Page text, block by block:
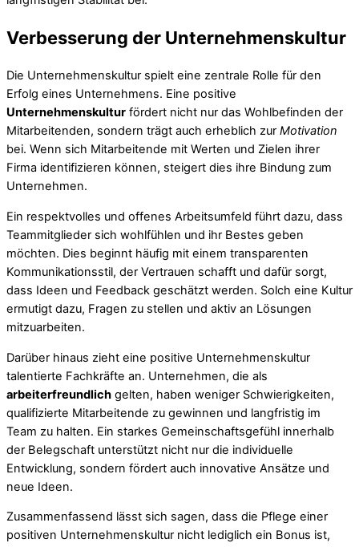
Verbesserung der Unternehmenskultur
Die Unternehmenskultur spielt eine zentrale Rolle für den
Erfolg eines Unternehmens. Eine positive
Unternehmenskultur fördert nicht nur das Wohlbefinden der
Mitarbeitenden, sondern trägt auch erheblich zur Motivation
bei. Wenn sich Mitarbeitende mit Werten und Zielen ihrer
Firma identifizieren können, steigert dies ihre Bindung zum
Unternehmen.
Ein respektvolles und offenes Arbeitsumfeld führt dazu, dass
Teammitglieder sich wohlfühlen und ihr Bestes geben
möchten. Dies beginnt häufig mit einem transparenten
Kommunikationsstil, der Vertrauen schafft und dafür sorgt,
dass Ideen und Feedback geschätzt werden. Solch eine Kultur
ermutigt dazu, Fragen zu stellen und aktiv an Lösungen
mitzuarbeiten.
Darüber hinaus zieht eine positive Unternehmenskultur
talentierte Fachkräfte an. Unternehmen, die als
arbeiterfreundlich gelten, haben weniger Schwierigkeiten,
qualifizierte Mitarbeitende zu gewinnen und langfristig im
Team zu halten. Ein starkes Gemeinschaftsgefühl innerhalb
der Belegschaft unterstützt nicht nur die individuelle
Entwicklung, sondern fördert auch innovative Ansätze und
neue Ideen.
Zusammenfassend lässt sich sagen, dass die Pflege einer
positiven Unternehmenskultur nicht lediglich ein Bonus ist,